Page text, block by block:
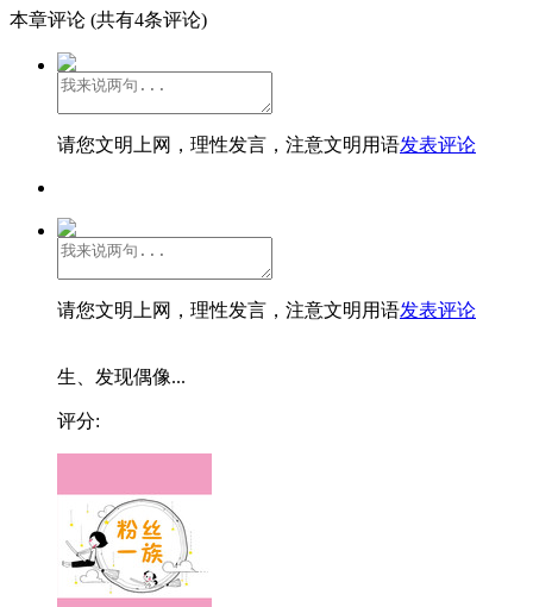
本章评论 (共有4条评论)
请您文明上网，理性发言，注意文明用语发表评论
请您文明上网，理性发言，注意文明用语发表评论
生、发现偶像...
评分: